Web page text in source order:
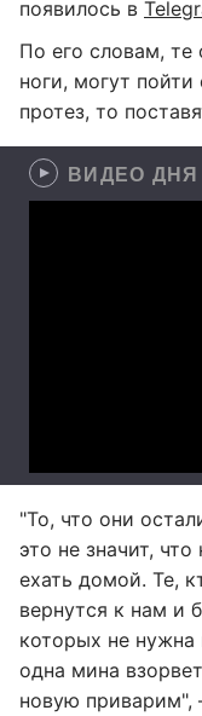
появилось в
По его словам, те
ноги, могут
протез, то
ВИДЕО ДНЯ
"То, что они
это не значит,
ехать домой. Те,
вернутся к нам и
которых не
одна мина
новую приварим",